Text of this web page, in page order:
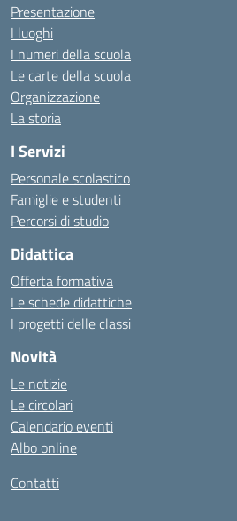
Presentazione
I luoghi
I numeri della scuola
Le carte della scuola
Organizzazione
La storia
I Servizi
Personale scolastico
Famiglie e studenti
Percorsi di studio
Didattica
Offerta formativa
Le schede didattiche
I progetti delle classi
Novità
Le notizie
Le circolari
Calendario eventi
Albo online
Contatti